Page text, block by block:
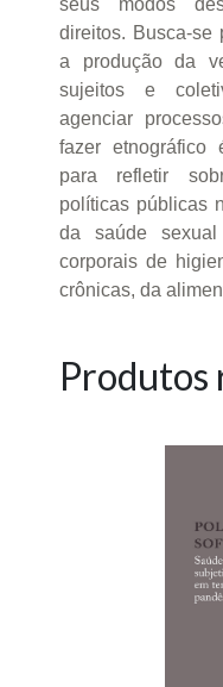
seus modos
direitos. Busca-se
a produção da
sujeitos e
agenciar
fazer etnográfico
para refletir
políticas públicas
da saúde
corporais de
crônicas, da
Produtos